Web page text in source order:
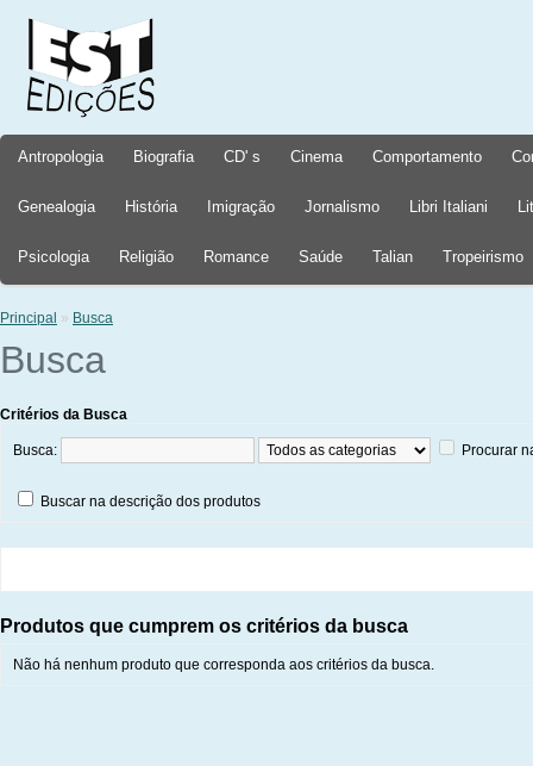
Antropologia Biografia CD' s Cinema Comportamento
Genealogia História Imigração Jornalismo Libri Italiani
Psicologia Religião Romance Saúde Talian Tropeirismo
Principal » Busca
Busca
Critérios da Busca
Busca: Procurar
Buscar na descrição dos produtos
Produtos que cumprem os critérios da busca
Não há nenhum produto que corresponda aos critérios da busca.